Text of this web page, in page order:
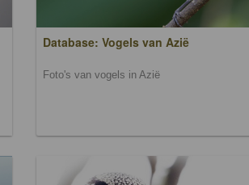
Database: Vogels van Azië
Foto's van vogels in Azië